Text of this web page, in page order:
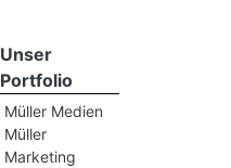
Unser
Portfolio
Müller Medien
Müller
Marketing